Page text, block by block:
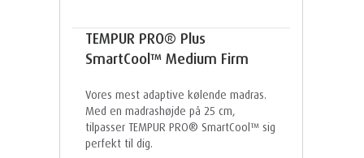
TEMPUR PRO® Plus
SmartCool™ Medium Firm
Vores mest adaptive kølende madras.
Med en madrashøjde på 25 cm,
tilpasser TEMPUR PRO® SmartCool™ sig
perfekt til dig.